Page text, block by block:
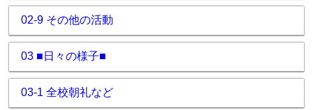
02-9 その他の活動
03 ■日々の様子■
03-1 全校朝礼など